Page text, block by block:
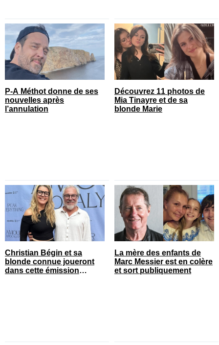
P-A Méthot donne de ses
nouvelles après
l’annulation
Découvrez 11 photos de
Mia Tinayre et de sa
blonde Marie
Christian Bégin et sa
blonde connue joueront
dans cette émission
La mère des enfants de
Marc Messier est en colère
et sort publiquement